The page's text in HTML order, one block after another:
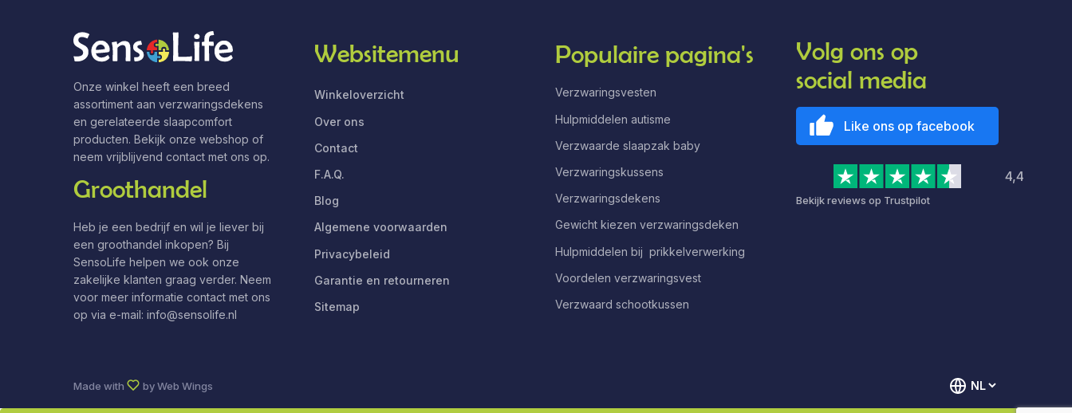
Onze winkel heeft een breed
assortiment aan verzwaringsdekens
en gerelateerde slaapcomfort
producten. Bekijk onze webshop of
neem vrijblijvend contact met ons op.
Groothandel
Heb je een bedrijf en wil je liever bij
een groothandel inkopen? Bij
SensoLife helpen we ook onze
zakelijke klanten graag verder. Neem
voor meer informatie contact met ons
op via e-mail: info@sensolife.nl
Websitemenu
Winkeloverzicht
Over ons
Contact
F.A.Q.
Blog
Algemene voorwaarden
Privacybeleid
Garantie en retourneren
Sitemap
Populaire pagina's
Verzwaringsvesten
Hulpmiddelen autisme
Verzwaarde slaapzak baby
Verzwaringskussens
Verzwaringsdekens
Gewicht kiezen verzwaringsdeken
Hulpmiddelen bij prikkelverwerking
Voordelen verzwaringsvest
Verzwaard schootkussen
Volg ons op
social media
Like ons op facebook
4,4
Bekijk reviews op Trustpilot
Made with byWeb Wings